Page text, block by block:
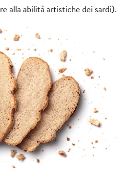
alla abilità artistiche dei sardi).